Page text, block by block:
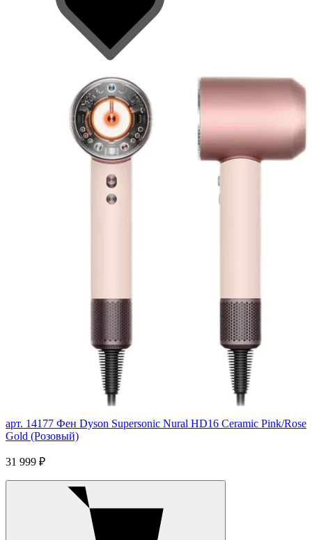
арт. 14177 Фен Dyson Supersonic Nural HD16 Ceramic Pink/Rose
Gold (Розовый)
31 999 ₽